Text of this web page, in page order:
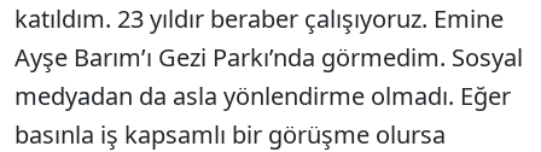
katıldım. 23 yıldır beraber çalışıyoruz. Emine
Ayşe Barım’ı Gezi Parkı’nda görmedim. Sosyal
medyadan da asla yönlendirme olmadı. Eğer
basınla iş kapsamlı bir görüşme olursa